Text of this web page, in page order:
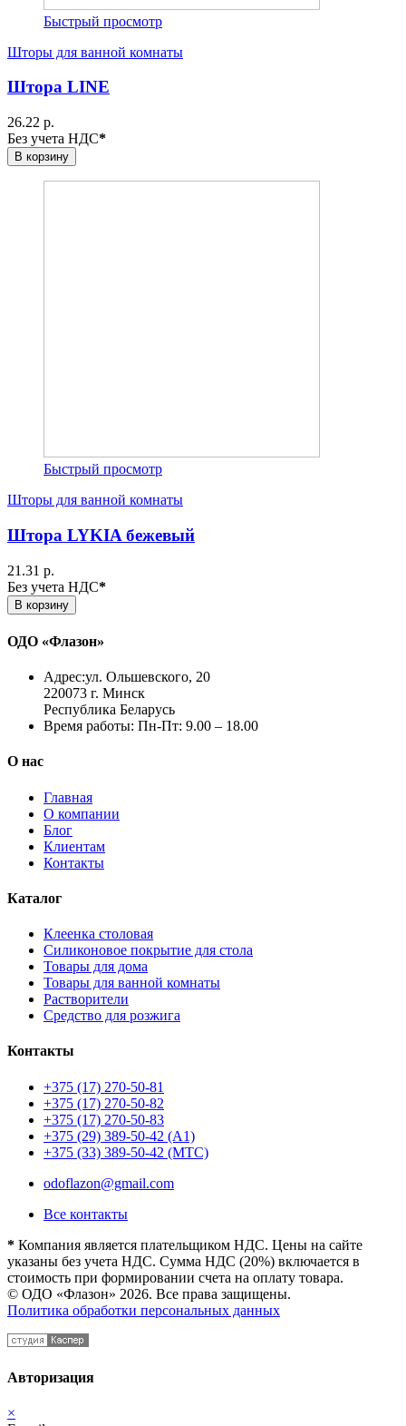
Быстрый просмотр
Шторы для ванной комнаты
Штора LINE
26.22 р.
Без учета НДС*
В корзину
Быстрый просмотр
Шторы для ванной комнаты
Штора LYKIA бежевый
21.31 р.
Без учета НДС*
В корзину
ОДО «Флазон»
Адрес:ул. Ольшевского, 20
220073 г. Минск
Республика Беларусь
Время работы: Пн-Пт: 9.00 – 18.00
О нас
Главная
О компании
Блог
Клиентам
Контакты
Каталог
Клеенка столовая
Силиконовое покрытие для стола
Товары для дома
Товары для ванной комнаты
Растворители
Средство для розжига
Контакты
+375 (17) 270-50-81
+375 (17) 270-50-82
+375 (17) 270-50-83
+375 (29) 389-50-42 (А1)
+375 (33) 389-50-42 (МТС)
odoflazon@gmail.com
Все контакты
* Компания является плательщиком НДС. Цены на сайте
указаны без учета НДС. Сумма НДС (20%) включается в
стоимость при формировании счета на оплату товара.
© ОДО «Флазон» 2026. Все права защищены.
Политика обработки персональных данных
Авторизация
×